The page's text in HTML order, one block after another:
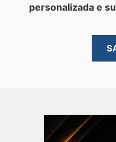
personalizada e